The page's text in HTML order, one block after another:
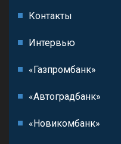
Контакты
Интервью
«Газпромбанк»
«Автоградбанк»
«Новикомбанк»